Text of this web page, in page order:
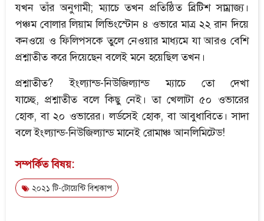
যখন তাঁর অনুগামী; ম্যাচে তখন প্রতিষ্ঠিত ব্রিটিশ সাম্রাজ্য।
পঞ্চম বোলার লিয়াম লিভিংস্টোন ৪ ওভারে মাত্র ২২ রান দিয়ে
কনওয়ে ও ফিলিপসকে তুলে নেওয়ার মাধ্যমে যা আরও বেশি
প্রশ্নাতীত করে দিয়েছেন বলেই মনে হয়েছিল তখন।
প্রশ্নাতীত? ইংল্যান্ড-নিউজিল্যান্ড ম্যাচে তো দেখা
যাচ্ছে, প্রশ্নাতীত বলে কিছু নেই। তা খেলাটা ৫০ ওভারের
হোক, বা ২০ ওভারের। লর্ডসেই হোক, বা আবুধাবিতে। সাদা
বলে ইংল্যান্ড-নিউজিল্যান্ড মানেই রোমাঞ্চ আনলিমিটেড!
সম্পর্কিত বিষয়:
২০২১ টি-টোয়েন্টি বিশ্বকাপ